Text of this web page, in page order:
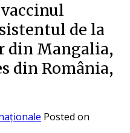
de la
din Mangalia,
din România,
Posted on